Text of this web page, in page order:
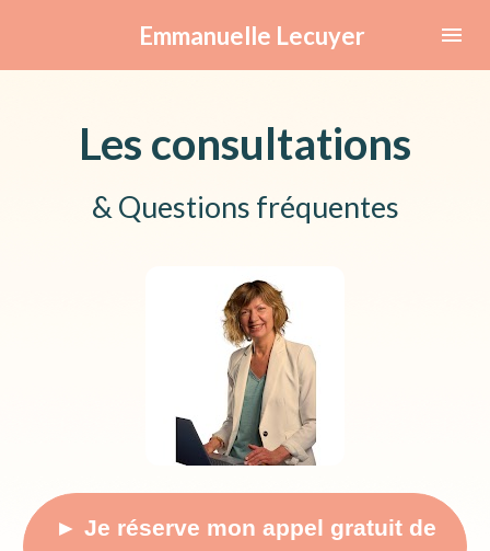
Emmanuelle Lecuyer
Les consultations
& Questions fréquentes
► Je réserve mon appel gratuit de